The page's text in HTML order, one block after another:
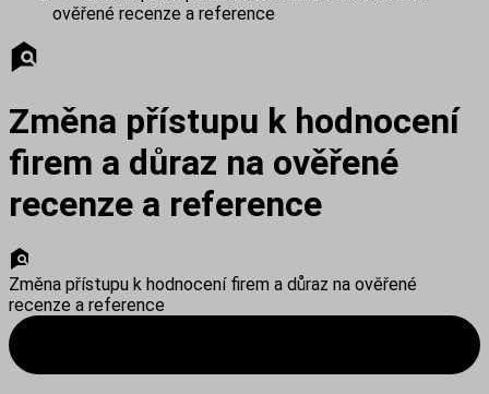
ověřené recenze a reference
Změna přístupu k hodnocení
firem a důraz na ověřené
recenze a reference
Změna přístupu k hodnocení firem a důraz na ověřené
recenze a reference